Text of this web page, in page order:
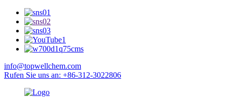
info@topwellchem.com
Rufen Sie uns an: +86-312-3022806